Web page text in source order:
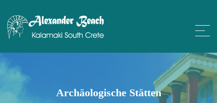
Archäologische Stätten